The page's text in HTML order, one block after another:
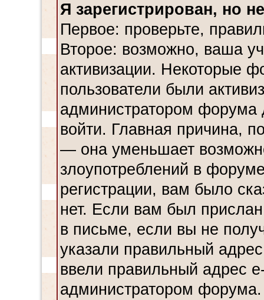
Я зарегистрирован, но
Первое: проверьте,
Второе: возможно, ваша
активизации. Некоторые
пользователи были
администратором форума
войти. Главная причина,
— она уменьшает
злоупотреблений в
регистрации, вам было
нет. Если вам был
в письме, если вы не
указали правильный
ввели правильный адрес
администратором форума.